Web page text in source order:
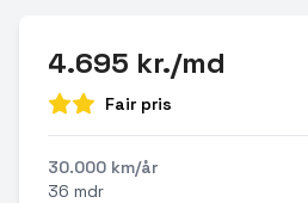
4.695 kr./md
Fair pris
30.000 km/år
36 mdr